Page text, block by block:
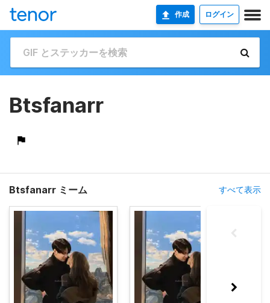
作成 ログイン
Btsfanarr
Btsfanarr ミーム すべて表示